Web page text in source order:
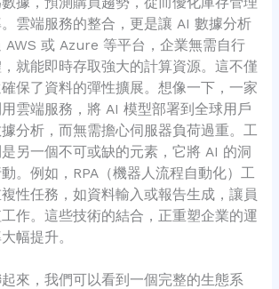
雲端服務的整合，更是讓 AI 數據分析
AWS 或 Azure 等平台，企業無需自行
就能即時存取強大的計算資源。這不僅
保了資料的彈性擴展。想像一下，一家
雲端服務，將 AI 模型部署到全球用戶
分析，而無需擔心伺服器負荷過重。工
另一個不可或缺的元素，它將 AI 的洞
。例如，RPA（機器人流程自動化）工
性任務，如資料輸入或報告生成，讓員
作。這些技術的結合，正重塑企業的運
幅提升。
來，我們可以看到一個完整的生態系